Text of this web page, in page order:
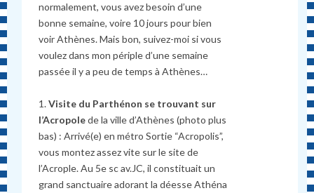
normalement, vous avez besoin d’une
bonne semaine, voire 10 jours pour bien
voir Athènes. Mais bon, suivez-moi si vous
voulez dans mon périple d’une semaine
passée il y a peu de temps à Athènes…
1.Visite du Parthénon se trouvant sur
l’Acropolede la ville d’Athènes (photo plus
bas) : Arrivé(e) en métro Sortie “Acropolis”,
vous montez assez vite sur le site de
l’Acrople. Au 5e sc av.JC, il constituait un
grand sanctuaire adorant la déesse Athéna